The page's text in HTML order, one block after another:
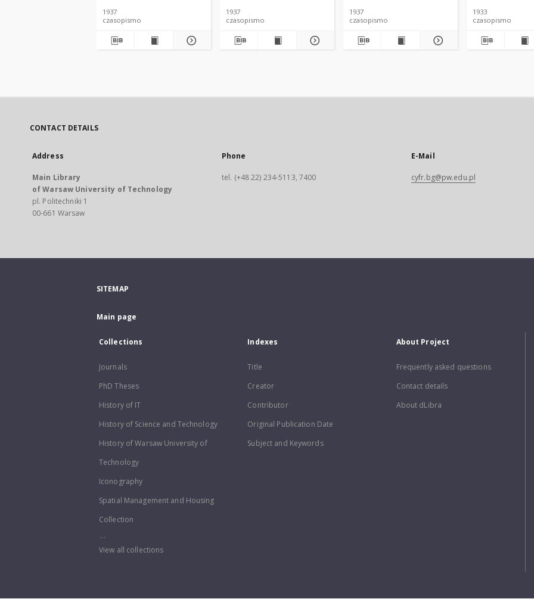
1937
czasopismo
1937
czasopismo
1937
czasopismo
1933
czasopismo
CONTACT DETAILS
Address
Main Library
of Warsaw University of Technology
pl. Politechniki 1
00-661 Warsaw
Phone
tel. (+48 22) 234-5113, 7400
E-Mail
cyfr.bg@pw.edu.pl
SITEMAP
Main page
Collections
Journals
PhD Theses
History of IT
History of Science and Technology
History of Warsaw University of
Technology
Iconography
Spatial Management and Housing
Collection
...
View all collections
Indexes
Title
Creator
Contributor
Original Publication Date
Subject and Keywords
About Project
Frequently asked questions
Contact details
About dLibra